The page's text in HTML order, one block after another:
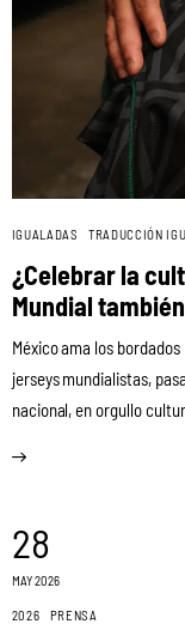
IGUALADAS TRADUCCIÓN
¿Celebrar la
Mundial
México ama los
jerseys mundialistas,
nacional, en orgullo
28
MAY 2026
2026 PRENSA